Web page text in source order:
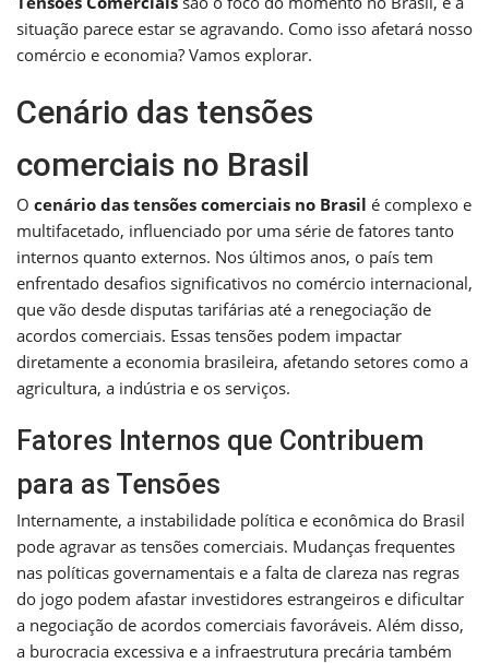
situação parece estar se agravando. Como isso afetará nosso
comércio e economia? Vamos explorar.
Cenário das tensões
comerciais no Brasil
O cenário das tensões comerciais no Brasil é complexo e
multifacetado, influenciado por uma série de fatores tanto
internos quanto externos. Nos últimos anos, o país tem
enfrentado desafios significativos no comércio internacional,
que vão desde disputas tarifárias até a renegociação de
acordos comerciais. Essas tensões podem impactar
diretamente a economia brasileira, afetando setores como a
agricultura, a indústria e os serviços.
Fatores Internos que Contribuem
para as Tensões
Internamente, a instabilidade política e econômica do Brasil
pode agravar as tensões comerciais. Mudanças frequentes
nas políticas governamentais e a falta de clareza nas regras
do jogo podem afastar investidores estrangeiros e dificultar
a negociação de acordos comerciais favoráveis. Além disso,
a burocracia excessiva e a infraestrutura precária também